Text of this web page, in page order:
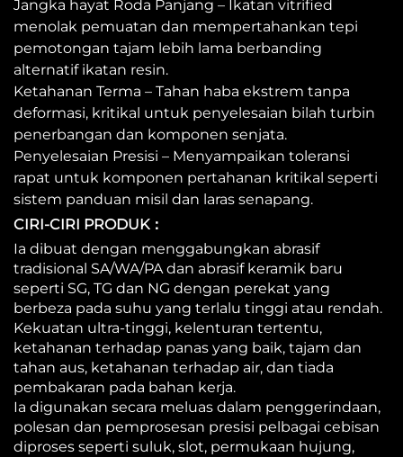
Jangka hayat Roda Panjang – Ikatan vitrified
menolak pemuatan dan mempertahankan tepi
pemotongan tajam lebih lama berbanding
alternatif ikatan resin.
Ketahanan Terma – Tahan haba ekstrem tanpa
deformasi, kritikal untuk penyelesaian bilah turbin
penerbangan dan komponen senjata.
Penyelesaian Presisi – Menyampaikan toleransi
rapat untuk komponen pertahanan kritikal seperti
sistem panduan misil dan laras senapang.
CIRI-CIRI PRODUK：
Ia dibuat dengan menggabungkan abrasif
tradisional SA/WA/PA dan abrasif keramik baru
seperti SG, TG dan NG dengan perekat yang
berbeza pada suhu yang terlalu tinggi atau rendah.
Kekuatan ultra-tinggi, kelenturan tertentu,
ketahanan terhadap panas yang baik, tajam dan
tahan aus, ketahanan terhadap air, dan tiada
pembakaran pada bahan kerja.
Ia digunakan secara meluas dalam penggerindaan,
polesan dan pemprosesan presisi pelbagai cebisan
diproses seperti suluk, slot, permukaan hujung,